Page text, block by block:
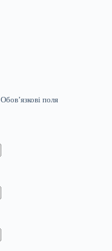
Обов’язкові поля